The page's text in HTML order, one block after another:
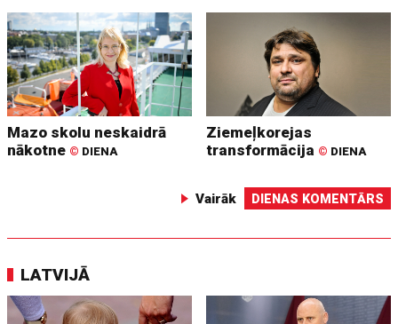
Mazo skolu neskaidrā
nākotne © DIENA
Ziemeļkorejas
transformācija © DIENA
Vairāk DIENAS KOMENTĀRS
LATVIJĀ